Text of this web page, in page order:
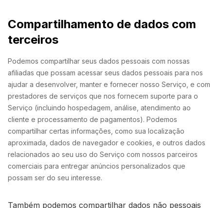
Compartilhamento de dados com
terceiros
Podemos compartilhar seus dados pessoais com nossas
afiliadas que possam acessar seus dados pessoais para nos
ajudar a desenvolver, manter e fornecer nosso Serviço, e com
prestadores de serviços que nos fornecem suporte para o
Serviço (incluindo hospedagem, análise, atendimento ao
cliente e processamento de pagamentos). Podemos
compartilhar certas informações, como sua localização
aproximada, dados de navegador e cookies, e outros dados
relacionados ao seu uso do Serviço com nossos parceiros
comerciais para entregar anúncios personalizados que
possam ser do seu interesse.
Também podemos compartilhar dados não pessoais